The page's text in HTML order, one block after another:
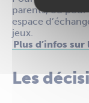
parents, ou pour
espace
jeux.
Plus d’infos sur
Les